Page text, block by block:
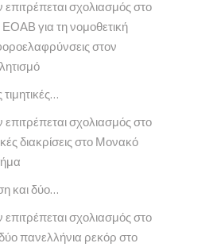
σχολιασμός στο
για τη νομοθετική
στον
σχολιασμός στο
διακρίσεις στο Μονακό
και δύο…
σχολιασμός στο
πανελλήνια ρεκόρ στο